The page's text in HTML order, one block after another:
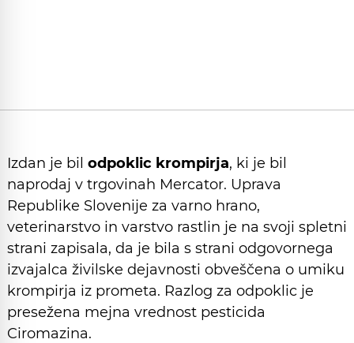
Izdan je bil odpoklic krompirja, ki je bil
naprodaj v trgovinah Mercator. Uprava
Republike Slovenije za varno hrano,
veterinarstvo in varstvo rastlin je na svoji spletni
strani zapisala, da je bila s strani odgovornega
izvajalca živilske dejavnosti obveščena o umiku
krompirja iz prometa. Razlog za odpoklic je
presežena mejna vrednost pesticida
Ciromazina.